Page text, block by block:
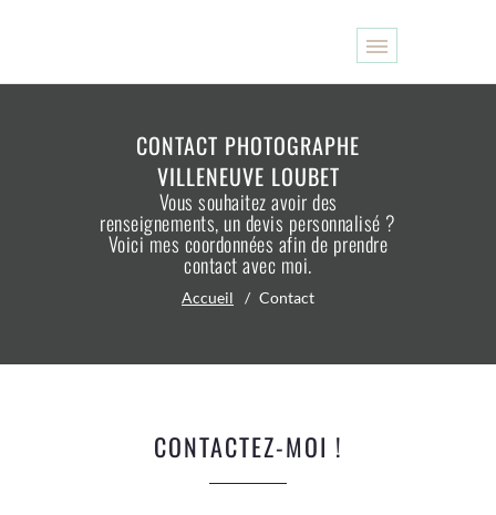
CONTACT PHOTOGRAPHE
VILLENEUVE LOUBET
Vous souhaitez avoir des
renseignements, un devis personnalisé ?
Voici mes coordonnées afin de prendre
contact avec moi.
Accueil Contact
CONTACTEZ-MOI !